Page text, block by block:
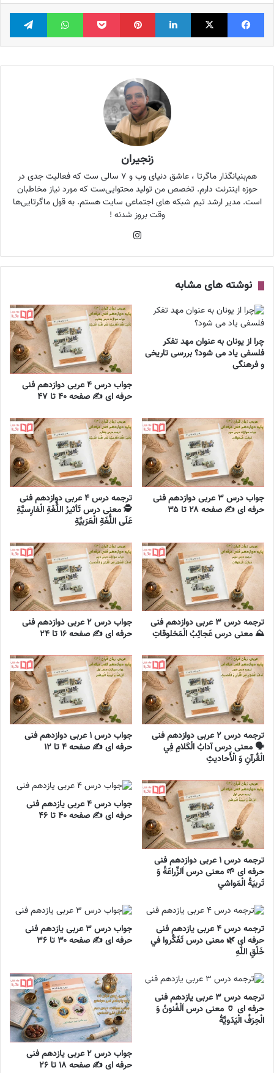
فیس بوک X لینکدین ‫پین‌ترست پاکت واتس آپ
زنجیران
هم‌بنیانگذار ماگرتا ، عاشق دنیای وب و ۷ سالی ست که فعالیت جدی در
حوزه اینترنت دارم. تخصص من تولید محتوایی‌ست که مورد نیاز مخاطبان
است. مدیر ارشد تیم شبکه های اجتماعی سایت هستم. به قول ماگرتایی‌ها
وقت بروز شدنه !
نوشته های مشابه
چرا از یونان به عنوان مهد تفکر
فلسفی یاد می شود؟ بررسی تاریخی
و فرهنگی
جواب درس ۴ عربی دوازدهم فنی
حرفه ای ✍️ صفحه ۴۰ تا ۴۷
جواب درس ۳ عربی دوازدهم فنی
حرفه ای ✍️ صفحه ۲۸ تا ۳۵
ترجمه درس ۴ عربی دوازدهم فنی
🕵️ معنی درس تَأثيرُ اللُّغَةِ الْفارِسيَّةِ
عَلَی اللُّغَةِ الْعَرَبيَّةِ
ترجمه درس ۳ عربی دوازدهم فنی
⛰️ معنی درس عَجائِبُ الْمَخلوقاتِ
جواب درس ۲ عربی دوازدهم فنی
حرفه ای ✍️ صفحه ۱۶ تا ۲۴
ترجمه درس ۲ عربی دوازدهم فنی
🗣️ معنی درس آدابُ الْکَلامِ فِي
الْقُرآنِ وَ الْأَحاديثِ
جواب درس ۱ عربی دوازدهم فنی
حرفه ای ✍️ صفحه ۴ تا ۱۲
ترجمه درس ۱ عربی دوازدهم فنی
حرفه ای 🌱 معنی درس اَلزِّراعَةُ وَ
تَربيَةُ الْمَواشي
جواب درس ۴ عربی یازدهم فنی
حرفه ای ✍️ صفحه ۴۰ تا ۴۶
ترجمه درس ۴ عربی یازدهم فنی
حرفه ای 🌿 معنی درس تَفَکَّروا في
خَلْقِ اللّٰهِ
جواب درس ۳ عربی یازدهم فنی
حرفه ای ✍️ صفحه ۳۰ تا ۳۶
ترجمه درس ۳ عربی یازدهم فنی
حرفه ای 🏺 معنی درس اَلْفُنونُ وَ
الْحِرَفُ الْيَدَويَّةُ
جواب درس ۲ عربی یازدهم فنی
حرفه ای ✍️ صفحه ۱۸ تا ۲۶